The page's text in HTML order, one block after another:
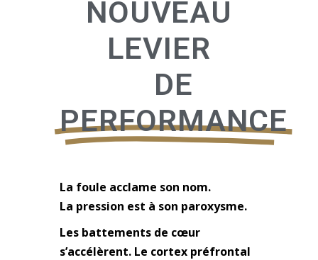
NOUVEAU
LEVIER
DE
PERFORMANCE
La foule acclame son nom.
La pression est à son paroxysme.
Les battements de cœur
s’accélèrent. Le cortex préfrontal